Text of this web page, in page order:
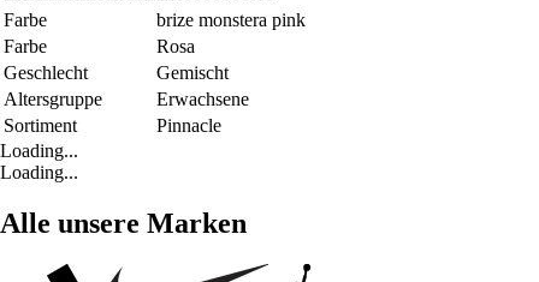
Farbe
brize monstera pink
Farbe
Rosa
Geschlecht
Gemischt
Altersgruppe
Erwachsene
Sortiment
Pinnacle
Loading...
Loading...
Alle unsere Marken